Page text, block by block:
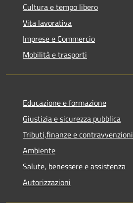
Cultura e tempo libero
Vita lavorativa
Imprese e Commercio
Mobilità e trasporti
Educazione e formazione
Giustizia e sicurezza pubblica
Tributi,finanze e contravvenzioni
Ambiente
Salute, benessere e assistenza
Autorizzazioni